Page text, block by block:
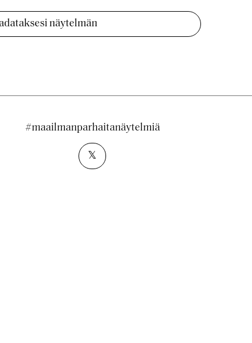
näytelmän
#maailmanparhaitanäytelmiä
𝕏